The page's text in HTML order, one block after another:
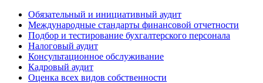
Обязательный и инициативный аудит
Международные стандарты финансовой отчетности
Подбор и тестирование бухгалтерского персонала
Налоговый аудит
Консультационное обслуживание
Кадровый аудит
Оценка всех видов собственности